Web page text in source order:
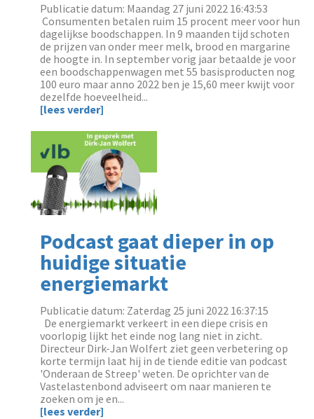
Publicatie datum: Maandag 27 juni 2022 16:43:53
‌ Consumenten betalen ruim 15 procent meer voor hun
dagelijkse boodschappen. In 9 maanden tijd schoten
de prijzen van onder meer melk, brood en margarine
de hoogte in. In september vorig jaar betaalde je voor
een boodschappenwagen met 55 basisproducten nog
100 euro maar anno 2022 ben je 15,60 meer kwijt voor
dezelfde hoeveelheid...
[lees verder]
Podcast gaat dieper in op
huidige situatie
energiemarkt
Publicatie datum: Zaterdag 25 juni 2022 16:37:15
‌ ‌ De energiemarkt verkeert in een diepe crisis en
voorlopig lijkt het einde nog lang niet in zicht.
Directeur Dirk-Jan Wolfert ziet geen verbetering op
korte termijn laat hij in de tiende editie van podcast
'Onderaan de Streep' weten. De oprichter van de
Vastelastenbond adviseert om naar manieren te
zoeken om je en...
[lees verder]